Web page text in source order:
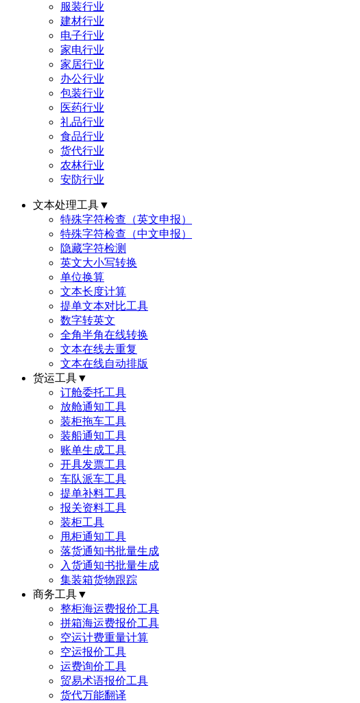
服装行业
建材行业
电子行业
家电行业
家居行业
办公行业
包装行业
医药行业
礼品行业
食品行业
货代行业
农林行业
安防行业
文本处理工具▼
特殊字符检查（英文申报）
特殊字符检查（中文申报）
隐藏字符检测
英文大小写转换
单位换算
文本长度计算
提单文本对比工具
数字转英文
全角半角在线转换
文本在线去重复
文本在线自动排版
货运工具▼
订舱委托工具
放舱通知工具
装柜拖车工具
装船通知工具
账单生成工具
开具发票工具
车队派车工具
提单补料工具
报关资料工具
装柜工具
甩柜通知工具
落货通知书批量生成
入货通知书批量生成
集装箱货物跟踪
商务工具▼
整柜海运费报价工具
拼箱海运费报价工具
空运计费重量计算
空运报价工具
运费询价工具
贸易术语报价工具
货代万能翻译